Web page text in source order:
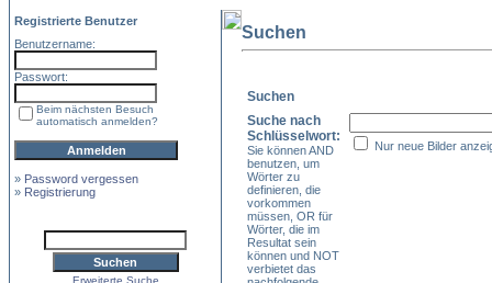
Registrierte Benutzer
Benutzername:
Passwort:
Beim nächsten Besuch
automatisch anmelden?
» Password vergessen
» Registrierung
Erweiterte Suche
Suchen
Suchen
Suche nach
Schlüsselwort:
Sie können AND
benutzen, um
Wörter zu
definieren, die
vorkommen
müssen, OR für
Wörter, die im
Resultat sein
können und NOT
verbietet das
Nur neue Bilder